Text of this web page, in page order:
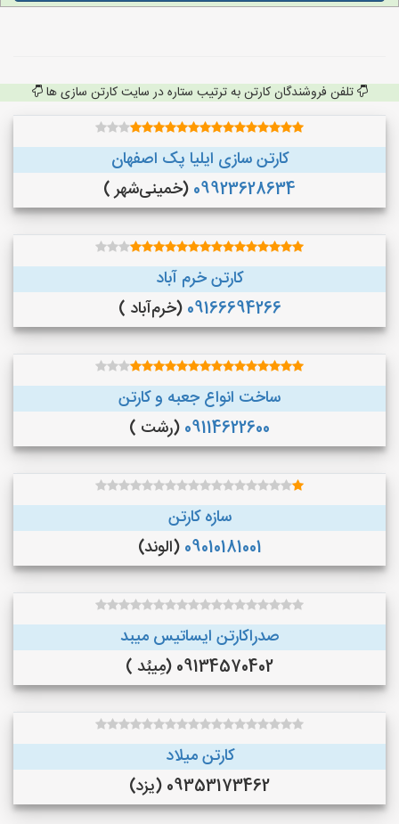
تلفن فروشندگان کارتن به ترتیب ستاره در سایت کارتن سازی ها
کارتن سازی ایلیا پک اصفهان
09923628634 (خمینی‌شهر )
کارتن خرم آباد
09166694266 (خرم‌آباد )
ساخت انواع جعبه و کارتن
09114622600 (رشت )
سازه کارتن
09010181001 (الوند)
صدراکارتن ایساتیس میبد
09134570402 (مِیبُد )
کارتن میلاد
09353173462 (یزد)